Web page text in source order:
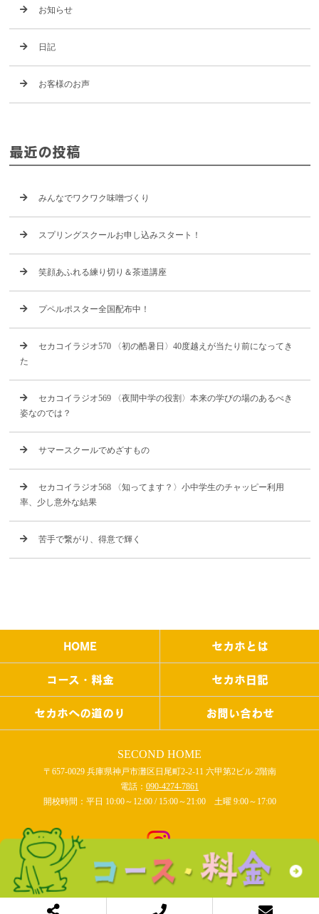
お知らせ
日記
お客様のお声
最近の投稿
みんなでワクワク味噌づくり
スプリングスクールお申し込みスタート！
笑顔あふれる練り切り＆茶道講座
プペルポスター全国配布中！
セカコイラジオ570 〈初の酷暑日〉40度越えが当たり前になってき
た
セカコイラジオ569 〈夜間中学の役割〉本来の学びの場のあるべき
姿なのでは？
サマースクールでめざすもの
セカコイラジオ568 〈知ってます？〉小中学生のチャッピー利用
率、少し意外な結果
苦手で繋がり、得意で輝く
HOME セカホとは
コース・料金 セカホ日記
セカホへの道のり お問い合わせ
SECOND HOME
〒657-0029 兵庫県神戸市灘区日尾町2-2-11 六甲第2ビル 2階南
電話： 090-4274-7861
開校時間：平日 10:00～12:00 / 15:00～21:00 土曜 9:00～17:00
COPYRIGHT © SECOND HOME All rights reserved.